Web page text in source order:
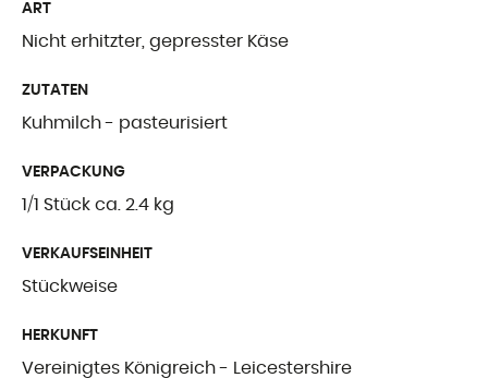
ART
Nicht erhitzter, gepresster Käse
ZUTATEN
Kuhmilch - pasteurisiert
VERPACKUNG
1/1 Stück ca. 2.4 kg
VERKAUFSEINHEIT
Stückweise
HERKUNFT
Vereinigtes Königreich - Leicestershire